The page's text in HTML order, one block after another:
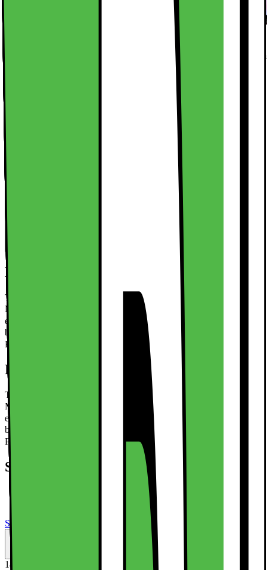
Kort om produktet
Til Samsung Galaxy S25 5G pung etui PU læder telefon etui
Mandala blomstermønster【Premiummateriale】 Dette telefoncover
er lavet af premium PU-læder med TPU-interiør og tilbyder en
behagelig berøring og stabil beskyttelse【Fashionabelt design】
Præget m
Kort om produktet
Til Samsung Galaxy S25 5G pung etui PU læder telefon etui
Mandala blomstermønster【Premiummateriale】 Dette telefoncover
er lavet af premium PU-læder med TPU-interiør og tilbyder en
behagelig berøring og stabil beskyttelse【Fashionabelt design】
Præget m
Læs mere om produktet
Specifikationer
Til Samsung Galaxy S25 tegnebogscover Cover Shell
Se alle specifikationer
Solgt af
145.-